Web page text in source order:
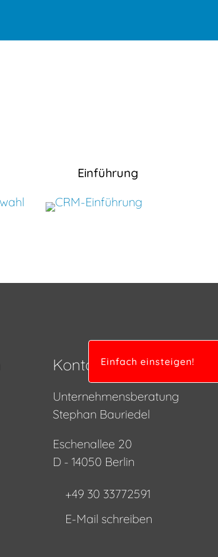
Einführung
Einfach einsteigen!
Kontakt
Unternehmensberatung
Stephan Bauriedel
Eschenallee 20
D - 14050 Berlin
+49 30 33772591
E-Mail schreiben